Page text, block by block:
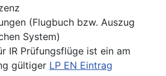
(Flugbuch bzw. Auszug
System)
IR Prüfungsflüge ist ein am
gültiger LP EN Eintrag